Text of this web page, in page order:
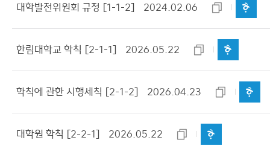
제 3장 부속교육기관
제 4장 직속 및 기타기관
제 5장 산학·지역협력기관 및 학교기업
제 8편 제위원회
제 1장 교무행정분야
제 4장 일반행정분야
대학발전위원회 규정 [1-1-2] 2024.02.06
한림대학교 학칙 [2-1-1] 2026.05.22
학칙에 관한 시행세칙 [2-1-2] 2026.04.23
대학원 학칙 [2-2-1] 2026.05.22